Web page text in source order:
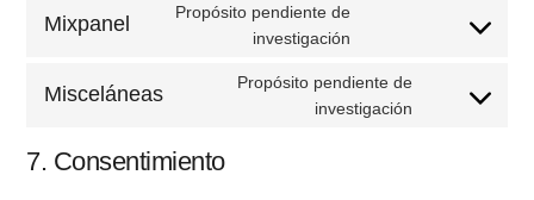
Mixpanel
Propósito pendiente de
investigación
Misceláneas
Propósito pendiente de
investigación
7. Consentimiento